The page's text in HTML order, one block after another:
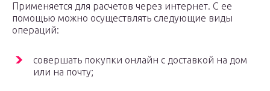
Применяется для расчетов через интернет. С ее
помощью можно осуществлять следующие виды
операций:
совершать покупки онлайн с доставкой на дом
или на почту;